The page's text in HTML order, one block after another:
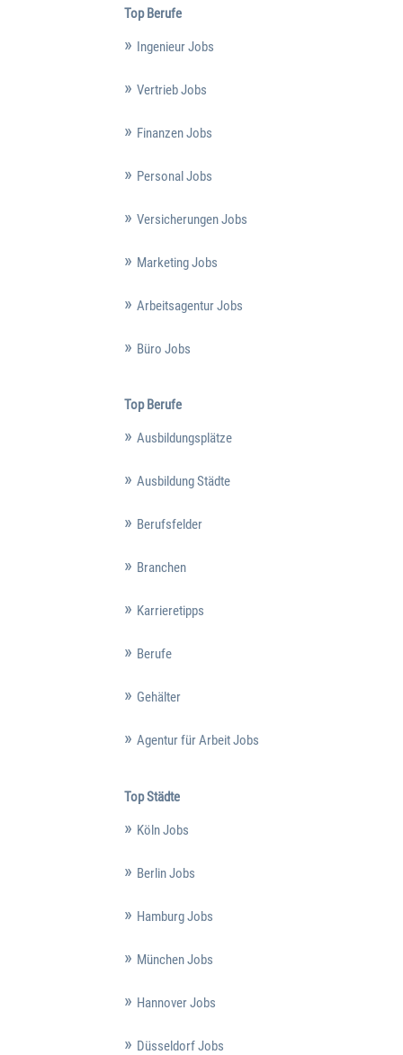
Top Berufe
Ingenieur Jobs
Vertrieb Jobs
Finanzen Jobs
Personal Jobs
Versicherungen Jobs
Marketing Jobs
Arbeitsagentur Jobs
Büro Jobs
Top Berufe
Ausbildungsplätze
Ausbildung Städte
Berufsfelder
Branchen
Karrieretipps
Berufe
Gehälter
Agentur für Arbeit Jobs
Top Städte
Köln Jobs
Berlin Jobs
Hamburg Jobs
München Jobs
Hannover Jobs
Düsseldorf Jobs